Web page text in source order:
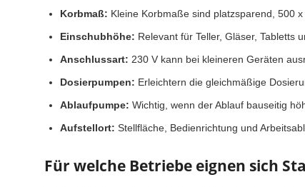
Korbmaß: Kleine Korbmaße sind platzsparend, 500
Einschubhöhe: Relevant für Teller, Gläser, Tabletts
Anschlussart: 230 V kann bei kleineren Geräten
Dosierpumpen: Erleichtern die gleichmäßige
Ablaufpumpe: Wichtig, wenn der Ablauf bauseitig
Aufstellort: Stellfläche, Bedienrichtung und
Für welche Betriebe eignen sich